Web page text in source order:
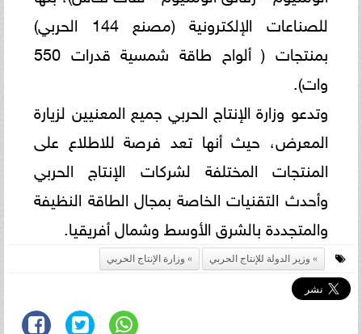
للصناعات الإلكترونية (مصنع 144 الحربي)
بمنتجات ( ألواح طاقة شمسية قدرات 550
وات).
وتدعو وزارة الإنتاج الحربي جميع المعنيين لزيارة
المعرض، حيث أنها تعد فرصة للاطلاع على
المنتجات المختلفة لشركات الإنتاج الحربي
وأحدث التقنيات الخاصة بمجال الطاقة النظيفة
والمتجددة بالشرق الأوسط وشمال أفريقيا.
وزير الدولة للإنتاج الحربي وزارة الإنتاج الحربي